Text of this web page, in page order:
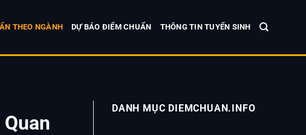
THEO NGÀNH DỰ BÁO ĐIỂM CHUẨN THÔNG TIN TUYỂN SINH
DANH MỤC DIEMCHUAN.INFO